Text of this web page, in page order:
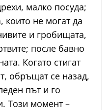
малко посуда;
които не могат да
и гробищата,
после бавно
Когато стигат
обръщат се назад,
път и го
Този момент –